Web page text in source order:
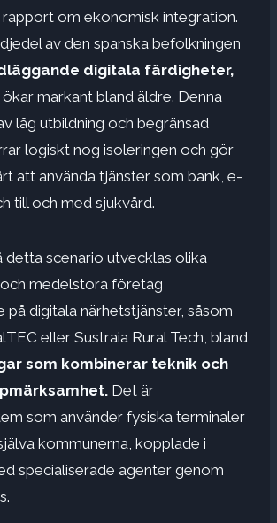
om ekonomisk integration.
av den spanska befolkningen
digitala färdigheter,
markant bland äldre. Denna
låg utbildning och begränsad
logiskt nog isoleringen och gör
att använda tjänster som bank, e-
till och med sjukvård.
detta scenario utvecklas olika
medelstora företag
på digitala närhetstjänster, såsom
eller Sustraia Rural Tech, bland
som kombinerar teknik och
Det är
som använder fysiska terminaler
kommunerna, kopplade i
specialiserade agenter genom